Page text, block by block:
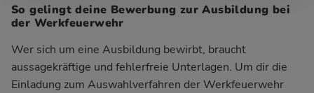
So gelingt deine Bewerbung zur Ausbildung bei
der Werkfeuerwehr
Wer sich um eine Ausbildung bewirbt, braucht
aussagekräftige und fehlerfreie Unterlagen. Um dir die
Einladung zum Auswahlverfahren der Werkfeuerwehr